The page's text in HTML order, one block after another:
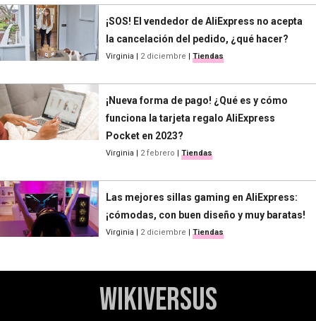
¡SOS! El vendedor de AliExpress no acepta
la cancelación del pedido, ¿qué hacer?
Virginia 2 diciembre Tiendas
¡Nueva forma de pago! ¿Qué es y cómo
funciona la tarjeta regalo AliExpress
Pocket en 2023?
Virginia 2 febrero Tiendas
Las mejores sillas gaming en AliExpress:
¡cómodas, con buen diseño y muy baratas!
Virginia 2 diciembre Tiendas
WikiVersus